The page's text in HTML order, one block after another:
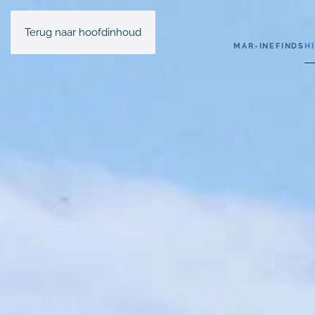
Terug naar hoofdinhoud
MAR-INE FINDS